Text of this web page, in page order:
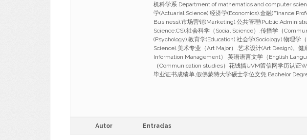
机科学系 Department of mathematics and computer
学(Actuarial Science).经济学(Economics).金融(Finance
Business).市场营销(Marketing).公共管理(Public
Science;CS).社会科学（Social Science）.传播学（
(Psychology).教育学(Education).社会学(Sociology).物理学
Science).美术专业（Art Major）.艺术设计(Art Design)。健
Information Management）.英语语言文学（English
（Communication studies）花钱搞UVM留信网学历认证
毕业证书成绩单,假佛蒙特大学硕士学位文凭 Bachelor
Autor Entradas